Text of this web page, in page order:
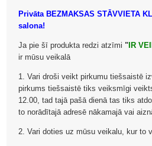
Privāta BEZMAKSAS STĀVVIETA
salona!
Ja pie šī produkta redzi atzīmi " IR
ir mūsu veikalā
1. Vari droši veikt pirkumu tiešsaistē
pirkums tiešsaistē tiks veiksmīgi
12.00, tad tajā pašā dienā tas tiks
to norādītajā adresē nākamajā vai
2. Vari doties uz mūsu veikalu, kur to